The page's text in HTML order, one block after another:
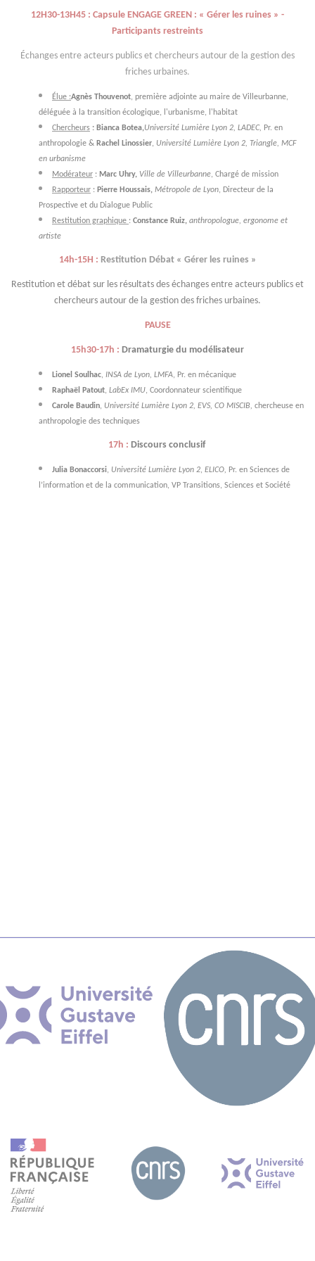
12H30-13H45 : Capsule ENGAGE GREEN : « Gérer les ruines » -
Participants restreints
Échanges entre acteurs publics et chercheurs autour de la gestion des
friches urbaines.
Élue :Agnès Thouvenot, première adjointe au maire de Villeurbanne,
déléguée à la transition écologique, l'urbanisme, l'habitat
Chercheurs : Bianca Botea,Université Lumière Lyon 2, LADEC, Pr. en
anthropologie & Rachel Linossier, Université Lumière Lyon 2, Triangle, MCF
en urbanisme
Modérateur : Marc Uhry, Ville de Villeurbanne, Chargé de mission
Rapporteur : Pierre Houssais, Métropole de Lyon, Directeur de la
Prospective et du Dialogue Public
Restitution graphique : Constance Ruiz, anthropologue, ergonome et
artiste
14h-15H : Restitution Débat « Gérer les ruines »
Restitution et débat sur les résultats des échanges entre acteurs publics et
chercheurs autour de la gestion des friches urbaines.
PAUSE
15h30-17h : Dramaturgie du modélisateur
Lionel Soulhac, INSA de Lyon, LMFA, Pr. en mécanique
Raphaël Patout, LabEx IMU, Coordonnateur scientifique
Carole Baudin, Université Lumière Lyon 2, EVS, CO MISCIB, chercheuse en
anthropologie des techniques
17h : Discours conclusif
Julia Bonaccorsi, Université Lumière Lyon 2, ELICO, Pr. en Sciences de
l’information et de la communication, VP Transitions, Sciences et Société